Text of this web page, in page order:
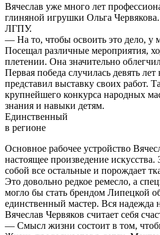
Вячеслав уже много лет
глиняной игрушки Ольга
ЛГПУ.
— На то, чтобы освоить это дело, у
Посещал различные мероприятия,
плетении. Она значительно
Первая победа случилась девять
представил выставку своих работ.
крупнейшего конкурса народных
знания и навыки детям.
Единственный
в регионе
Основное рабочее устройство
настоящее произведение
собой все остальные и порождает
Это довольно редкое ремесло, а
могло бы стать брендом Липецкой
единственный мастер. Вся надежда
Вячеслав Червяков считает себя
— Смысл жизни состоит в том,